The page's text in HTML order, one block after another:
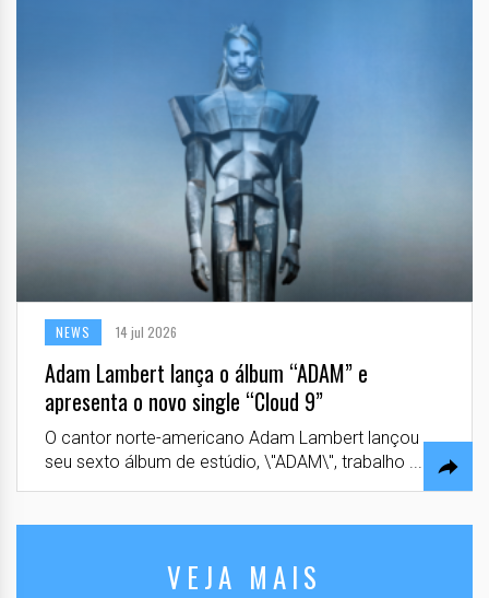
NEWS 14 jul 2026
Adam Lambert lança o álbum “ADAM” e
apresenta o novo single “Cloud 9”
O cantor norte-americano Adam Lambert lançou
seu sexto álbum de estúdio, \"ADAM\", trabalho ...
VEJA MAIS